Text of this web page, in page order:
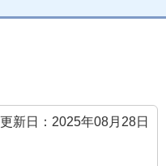
新日：2025年08月28日